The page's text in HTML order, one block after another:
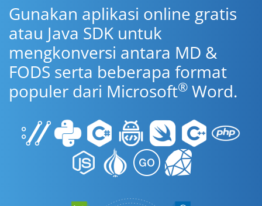
Gunakan aplikasi online gratis
atau Java SDK untuk
mengkonversi antara MD &
FODS serta beberapa format
populer dari Microsoft® Word.